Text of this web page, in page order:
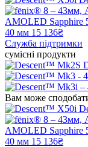
AMOLED Sapphire
40 мм 15 136₴
Служба підтримки
сумісні продукти
Вам може
AMOLED Sapphire
40 мм 15 136₴